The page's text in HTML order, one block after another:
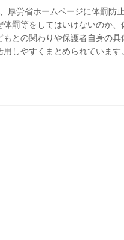
厚労省ホームページに体罰防
体罰等をしてはいけないのか
もとの関わりや保護者自身の
しやすくまとめられています